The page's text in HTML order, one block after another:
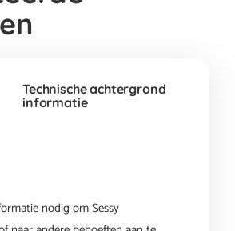
Technische achtergrond
informatie
nodig om Sessy